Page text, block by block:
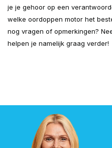
je je gehoor op een
welke oordoppen motor het
nog vragen of opmerkingen?
helpen je namelijk graag verder!